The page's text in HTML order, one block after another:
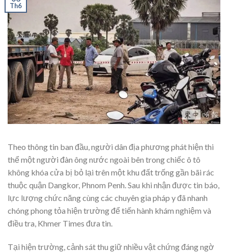
Th6
Theo thông tin ban đầu, người dân địa phương phát hiện thi
thể một người đàn ông nước ngoài bên trong chiếc ô tô
không khóa cửa bị bỏ lại trên một khu đất trống gần bãi rác
thuộc quận Dangkor, Phnom Penh. Sau khi nhận được tin báo,
lực lượng chức năng cùng các chuyên gia pháp y đã nhanh
chóng phong tỏa hiện trường để tiến hành khám nghiệm và
điều tra, Khmer Times đưa tin.
Tại hiện trường, cảnh sát thu giữ nhiều vật chứng đáng ngờ